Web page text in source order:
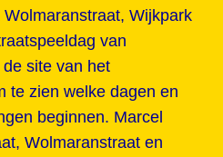
Wijkpark
van
site van het
te zien welke dagen en
beginnen. Marcel
Wolmaranstraat en